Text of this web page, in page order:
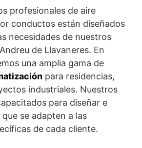
profesionales de aire
conductos están diseñados
necesidades de nuestros
de Llavaneres. En
una amplia gama de
para residencias,
industriales. Nuestros
para diseñar e
se adapten a las
de cada cliente.